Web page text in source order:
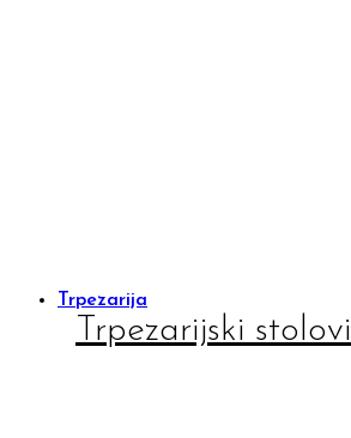
Trpezarija
Trpezarijski stolovi